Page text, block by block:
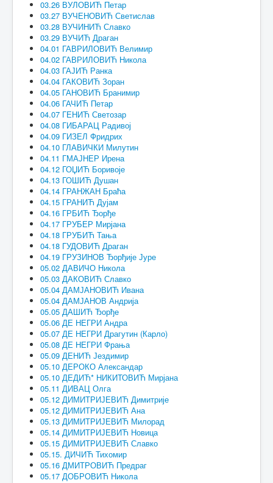
03.26 ВУЛОВИЋ Петар
03.27 ВУЧЕНОВИЋ Светислав
03.28 ВУЧИНИЋ Славко
03.29 ВУЧИЋ Драган
04.01 ГАВРИЛОВИЋ Велимир
04.02 ГАВРИЛОВИЋ Никола
04.03 ГАЈИЋ Ранка
04.04 ГАКОВИЋ Зоран
04.05 ГАНОВИЋ Бранимир
04.06 ГАЧИЋ Петар
04.07 ГЕНИЋ Светозар
04.08 ГИБАРАЦ Радивој
04.09 ГИЗЕЛ Фридрих
04.10 ГЛАВИЧКИ Милутин
04.11 ГМАЈНЕР Ирена
04.12 ГОЏИЋ Боривоје
04.13 ГОШИЋ Душан
04.14 ГРАНЖАН Браћа
04.15 ГРАНИЋ Дујам
04.16 ГРБИЋ Ђорђе
04.17 ГРУБЕР Мирјана
04.18 ГРУБИЋ Тања
04.18 ГУДОВИЋ Драган
04.19 ГРУЗИНОВ Ђорђије Јуре
05.02 ДАВИЧО Никола
05.03 ДАКОВИЋ Славко
05.04 ДАМЈАНОВИЋ Ивана
05.04 ДАМЈАНОВ Андрија
05.05 ДАШИЋ Ђорђе
05.06 ДЕ НЕГРИ Андра
05.07 ДЕ НЕГРИ Драгутин (Карло)
05.08 ДЕ НЕГРИ Фрања
05.09 ДЕНИЋ Јездимир
05.10 ДЕРОКО Александар
05.10 ДЕДИЋ* НИКИТОВИЋ Мирјана
05.11 ДИВАЦ Олга
05.12 ДИМИТРИЈЕВИЋ Димитрије
05.12 ДИМИТРИЈЕВИЋ Ана
05.13 ДИМИТРИЈЕВИЋ Милорад
05.14 ДИМИТРИЈЕВИЋ Новица
05.15 ДИМИТРИЈЕВИЋ Славко
05.15. ДИЧИЋ Тихомир
05.16 ДМИТРОВИЋ Предраг
05.17 ДОБРОВИЋ Никола